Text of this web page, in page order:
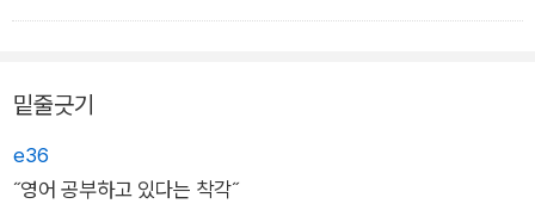
도 절대 바뀌지 않는 목표 중 하나가 영어라면, 영어 잘한다는 소
리 한 번 들어보는 것이 꿈이라면, 지금부터 빨모쌤과 함께 영어
말문이 트이는 진짜 공부를 시작해보자.
밑줄긋기
e36
˝영어 공부하고 있다는 착각˝